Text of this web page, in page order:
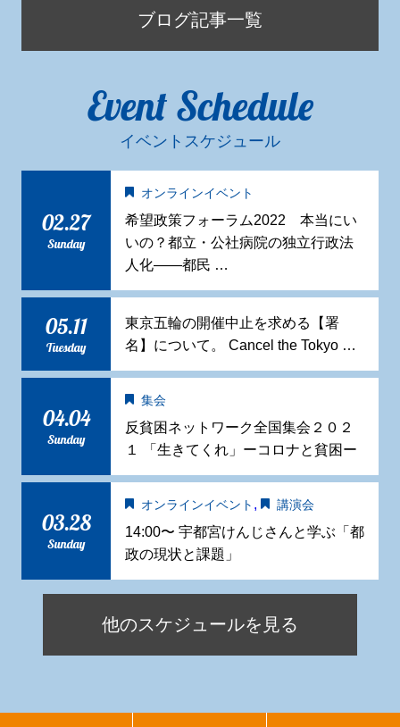
ブログ記事一覧
Event Schedule
イベントスケジュール
02.27
Sunday
オンラインイベント
希望政策フォーラム2022 本当にい
いの？都立・公社病院の独立行政法
人化——都民 …
05.11
Tuesday
東京五輪の開催中止を求める【署
名】について。 Cancel the Tokyo …
04.04
Sunday
集会
反貧困ネットワーク全国集会２０２
１ 「生きてくれ」ーコロナと貧困ー
03.28
Sunday
オンラインイベント , 講演会
14:00〜 宇都宮けんじさんと学ぶ「都
政の現状と課題」
他のスケジュールを見る